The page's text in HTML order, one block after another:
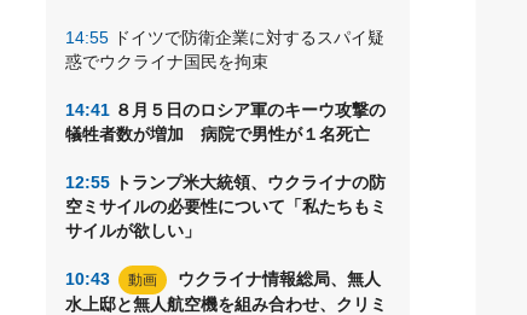
14:55 ドイツで防衛企業に対するスパイ疑
惑でウクライナ国民を拘束
14:41 ８月５日のロシア軍のキーウ攻撃の
犠牲者数が増加 病院で男性が１名死亡
12:55 トランプ米大統領、ウクライナの防
空ミサイルの必要性について「私たちもミ
サイルが欲しい」
10:43 動画
ウクライナ情報総局、無人
水上邸と無人航空機を組み合わせ、クリミ